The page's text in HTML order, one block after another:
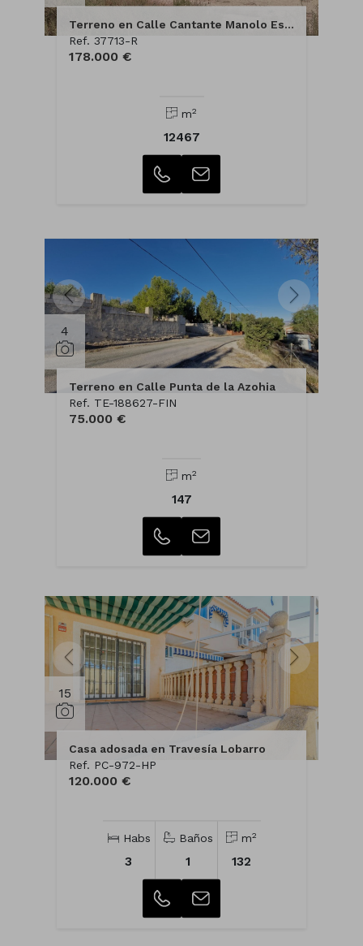
Terreno en Calle Cantante Manolo Escobar
Ref. 37713-R
178.000 €
m2
12467
4
Terreno en Calle Punta de la Azohia
Ref. TE-188627-FIN
75.000 €
m2
147
15
Casa adosada en Travesía Lobarro
Ref. PC-972-HP
120.000 €
Habs
3
Baños
1
m2
132